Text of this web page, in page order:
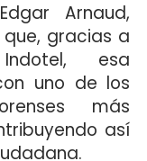
Arnaud,
gracias a
esa
uno de los
más
así